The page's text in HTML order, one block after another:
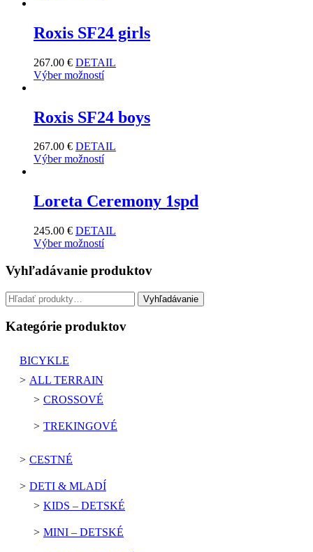
Roxis SF24 girls
267.00 € DETAIL
Výber možností
Roxis SF24 boys
267.00 € DETAIL
Výber možností
Loreta Ceremony 1spd
245.00 € DETAIL
Výber možností
Vyhľadávanie produktov
Hľadať: Vyhľadávanie
Kategórie produktov
BICYKLE
ALL TERRAIN
CROSSOVÉ
TREKINGOVÉ
CESTNÉ
DETI & MLADÍ
KIDS – DETSKÉ
MINI – DETSKÉ